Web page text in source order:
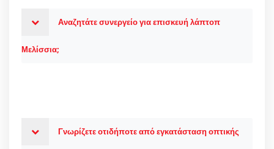
Αναζητάτε συνεργείο για επισκευή λάπτοπ
Μελίσσια;
Γνωρίζετε οτιδήποτε από εγκατάσταση οπτικής